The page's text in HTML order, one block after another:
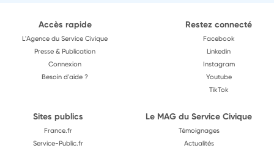
Accès rapide
L'Agence du Service Civique
Presse & Publication
Connexion
Besoin d'aide ?
Restez connecté
Facebook
Linkedin
Instagram
Youtube
TikTok
Sites publics
France.fr
Service-Public.fr
Le MAG du Service Civique
Témoignages
Actualités